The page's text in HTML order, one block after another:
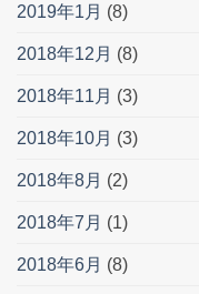
2019年1月 (8)
2018年12月 (8)
2018年11月 (3)
2018年10月 (3)
2018年8月 (2)
2018年7月 (1)
2018年6月 (8)